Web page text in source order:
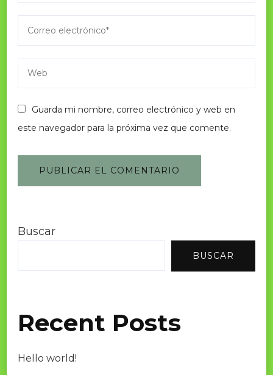
Guarda mi nombre, correo electrónico y web en
este navegador para la próxima vez que comente.
Buscar
BUSCAR
Recent Posts
Hello world!